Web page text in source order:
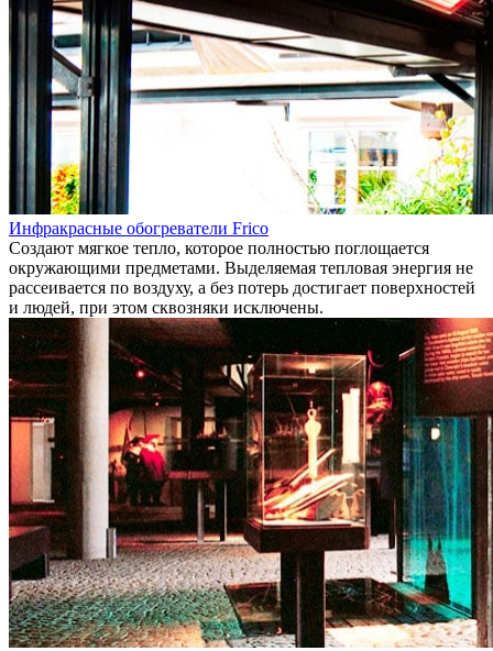
Инфракрасные обогреватели Frico
Создают мягкое тепло, которое полностью поглощается
окружающими предметами. Выделяемая тепловая энергия не
рассеивается по воздуху, а без потерь достигает поверхностей
и людей, при этом сквозняки исключены.